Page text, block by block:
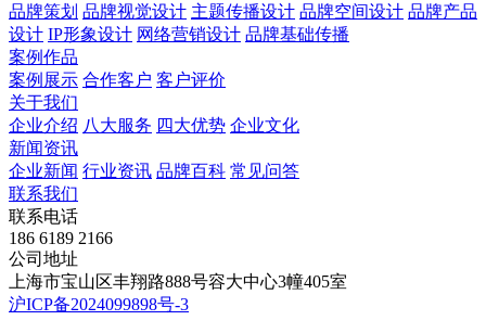
品牌策划 品牌视觉设计 主题传播设计 品牌空间设计 品牌产品
设计 IP形象设计 网络营销设计 品牌基础传播
案例作品
案例展示 合作客户 客户评价
关于我们
企业介绍 八大服务 四大优势 企业文化
新闻资讯
企业新闻 行业资讯 品牌百科 常见问答
联系我们
联系电话
186 6189 2166
公司地址
上海市宝山区丰翔路888号容大中心3幢405室
沪ICP备2024099898号-3